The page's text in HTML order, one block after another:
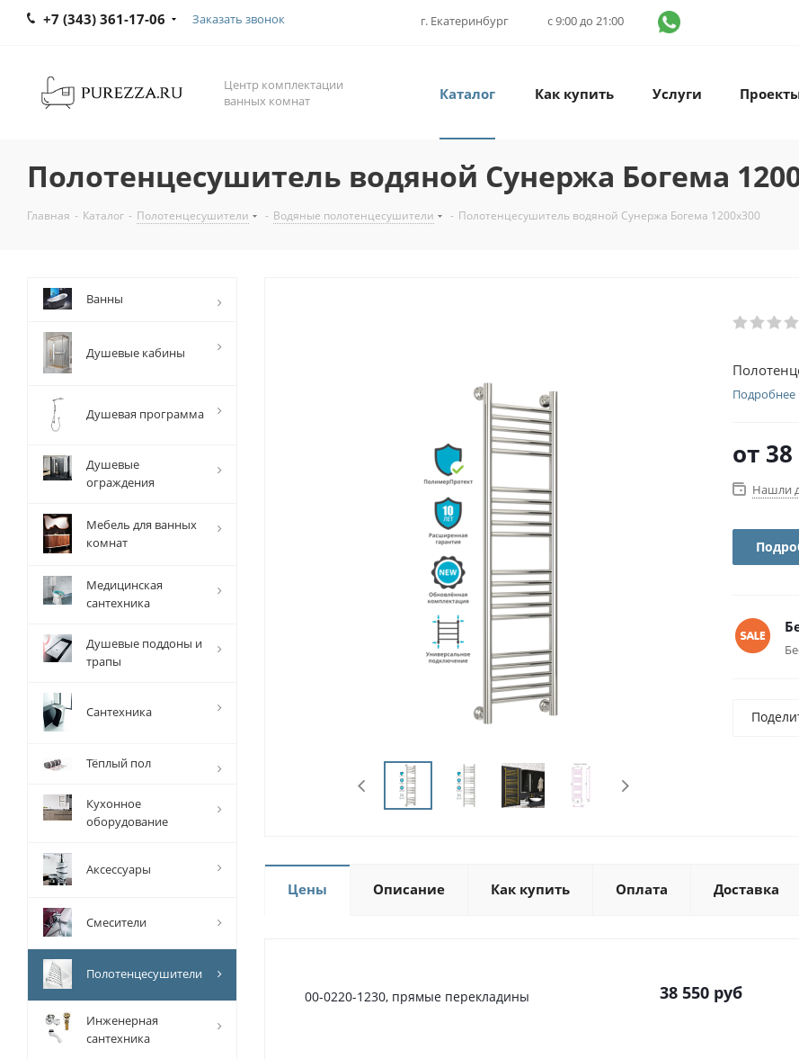
+7 (343) 361-17-06 Заказать звонок г. Екатеринбург с 9:00 до 21:00
Центр комплектации
ванных комнат
Каталог Как купить Услуги
Полотенцесушитель водяной Сунержа Богема
Главная - Каталог - Полотенцесушители - Водяные полотенцесушители - Полотенцесушитель водяной Сунержа Богема 1200x300
Подробнее
от
Нашли
Цены Описание Как купить Оплата Доставка
00-0220-1230, прямые перекладины 38 550 руб
Ванны
Душевые кабины
Душевая программа
Душевые
ограждения
Мебель для ванных
комнат
Медицинская
сантехника
Душевые поддоны и
трапы
Сантехника
Тёплый пол
Кухонное
оборудование
Аксессуары
Смесители
Полотенцесушители
Инженерная
сантехника